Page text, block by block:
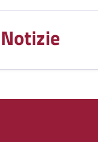
Notizie